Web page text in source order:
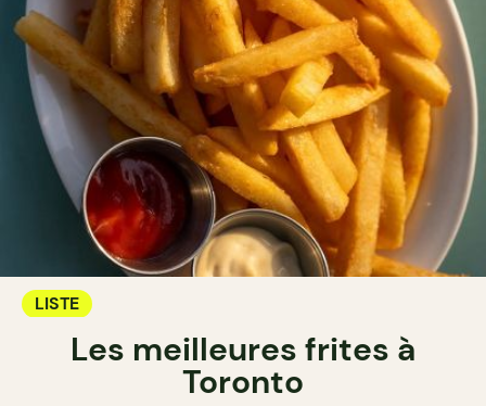
LISTE
Les meilleures frites à
Toronto